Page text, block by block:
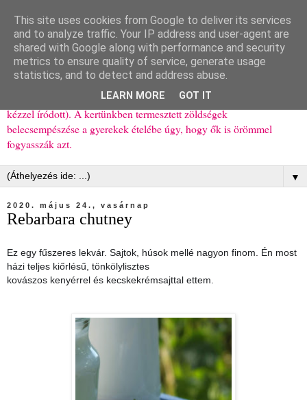
Ízőrző
Kisgyerekes család kipróbált, többnyire egészséges ételeket
bemutató receptjei a mindennapokra (mert a papírfecniket folyton
elhagyom) és gyerekeimnek ajándékba (mint régen, csak ez nem
kézzel íródott). A kertünkben termesztett zöldségek
belecsempészése a gyerekek ételébe úgy, hogy ők is örömmel
fogyasszák azt.
▼
2020. május 24., vasárnap
Rebarbara chutney
Ez egy fűszeres lekvár. Sajtok, húsok mellé nagyon finom. Én most
házi teljes kiőrlésű, tönkölylisztes
kovászos kenyérrel és kecskekrémsajttal ettem.
This site uses cookies from Google to deliver its services
and to analyze traffic. Your IP address and user-agent are
shared with Google along with performance and security
metrics to ensure quality of service, generate usage
statistics, and to detect and address abuse.
LEARN MORE GOT IT